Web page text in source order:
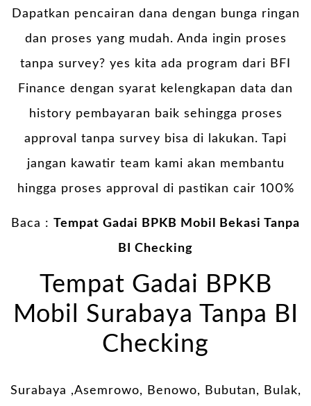
Dapatkan pencairan dana dengan bunga ringan
dan proses yang mudah. Anda ingin proses
tanpa survey? yes kita ada program dari BFI
Finance dengan syarat kelengkapan data dan
history pembayaran baik sehingga proses
approval tanpa survey bisa di lakukan. Tapi
jangan kawatir team kami akan membantu
hingga proses approval di pastikan cair 100%
Baca : Tempat Gadai BPKB Mobil Bekasi Tanpa
BI Checking
Tempat Gadai BPKB
Mobil Surabaya Tanpa BI
Checking
Surabaya ,Asemrowo, Benowo, Bubutan, Bulak,